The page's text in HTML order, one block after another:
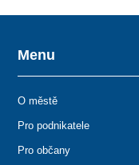
Menu
O městě
Pro podnikatele
Pro občany